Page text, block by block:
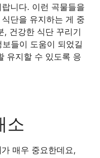
니다. 이런 곡물들을
단을 유지하는 게 중
, 건강한 식단 꾸리기
들이 도움이 되었길
유지할 수 있도록 응
소
가 매우 중요한데요,